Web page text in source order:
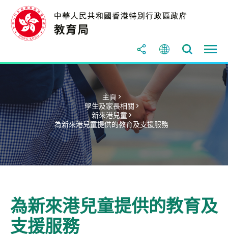
主頁 >
學生及家長相關 >
新來港兒童 >
為新來港兒童提供的教育及支援服務
為新來港兒童提供的教育及
支援服務